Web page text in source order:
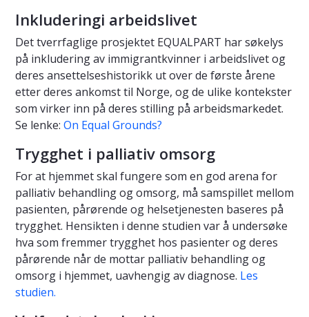
Inkluderingi arbeidslivet
Det tverrfaglige prosjektet EQUALPART har søkelys
på inkludering av immigrantkvinner i arbeidslivet og
deres ansettelseshistorikk ut over de første årene
etter deres ankomst til Norge, og de ulike kontekster
som virker inn på deres stilling på arbeidsmarkedet.
Se lenke: On Equal Grounds?
Trygghet i palliativ omsorg
For at hjemmet skal fungere som en god arena for
palliativ behandling og omsorg, må samspillet mellom
pasienten, pårørende og helsetjenesten baseres på
trygghet. Hensikten i denne studien var å undersøke
hva som fremmer trygghet hos pasienter og deres
pårørende når de mottar palliativ behandling og
omsorg i hjemmet, uavhengig av diagnose. Les
studien.